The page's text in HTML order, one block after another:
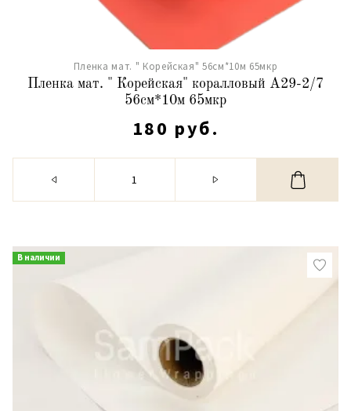
Пленка мат. " Корейская" 56см*10м 65мкр
Пленка мат. " Корейская" коралловый А29-2/7
56см*10м 65мкр
180 руб.
В наличии